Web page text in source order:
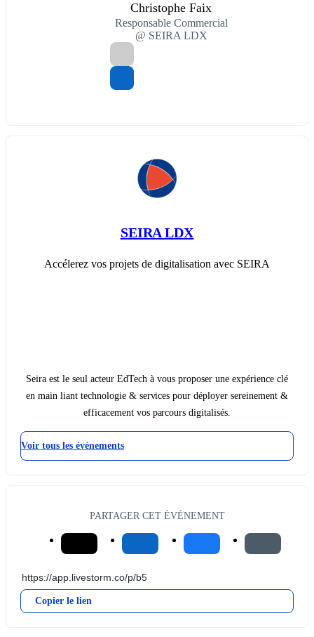
Christophe Faix
Responsable Commercial
@ SEIRA LDX
SEIRA LDX
Accélerez vos projets de digitalisation avec SEIRA
Seira est le seul acteur EdTech à vous proposer une expérience clé
en main liant technologie & services pour déployer sereinement &
efficacement vos parcours digitalisés.
Voir tous les événements
PARTAGER CET ÉVÉNEMENT
Copier le lien